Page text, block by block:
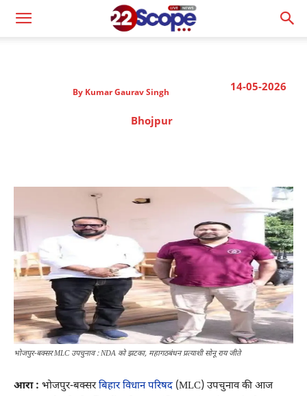
14-05-2026
By Kumar Gaurav Singh
Bhojpur
भोजपुर-बक्सर MLC उपचुनाव : NDA को झटका, महागठबंधन प्रत्याशी सोनू राय जीते
आरा : भोजपुर-बक्सरबिहार विधान परिषद (MLC) उपचुनाव की आज